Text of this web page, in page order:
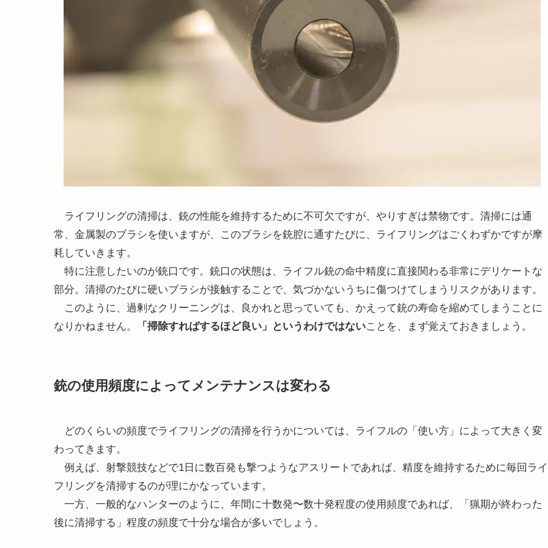
ライフリングの清掃は、銃の性能を維持するために不可欠ですが、やりすぎは禁物です。清掃には通
常、金属製のブラシを使いますが、このブラシを銃腔に通すたびに、ライフリングはごくわずかですが摩
耗していきます。
特に注意したいのが銃口です。銃口の状態は、ライフル銃の命中精度に直接関わる非常にデリケートな
部分。清掃のたびに硬いブラシが接触することで、気づかないうちに傷つけてしまうリスクがあります。
このように、過剰なクリーニングは、良かれと思っていても、かえって銃の寿命を縮めてしまうことに
なりかねません。
「掃除すればするほど良い」というわけではないことを、まず覚えておきましょう。
銃の使用頻度によってメンテナンスは変わる
どのくらいの頻度でライフリングの清掃を行うかについては、ライフルの「使い方」によって大きく変
わってきます。
例えば、射撃競技などで1日に数百発も撃つようなアスリートであれば、精度を維持するために毎回ライ
フリングを清掃するのが理にかなっています。
一方、一般的なハンターのように、年間に十数発〜数十発程度の使用頻度であれば、「猟期が終わった
後に清掃する」程度の頻度で十分な場合が多いでしょう。